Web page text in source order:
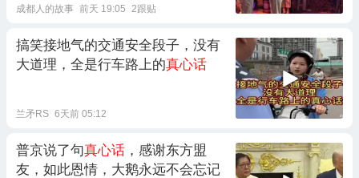
成都人的故事 前天 19:05 2跟贴
搞笑接地气的交通安全段子，没有
大道理，全是行车路上的真心话
兰矛RS 6天前 05:12
普京说了句真心话 ，感谢东方盟
友，如此恩情，大鹅永远不会忘记